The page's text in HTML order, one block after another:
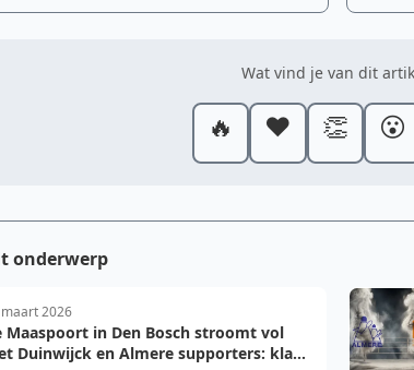
Wat vind je van dit
🔥 ❤️ 👏 😮
onderwerp
2026
Maaspoort in Den Bosch stroomt vol
Duinwijck en Almere supporters: klaar